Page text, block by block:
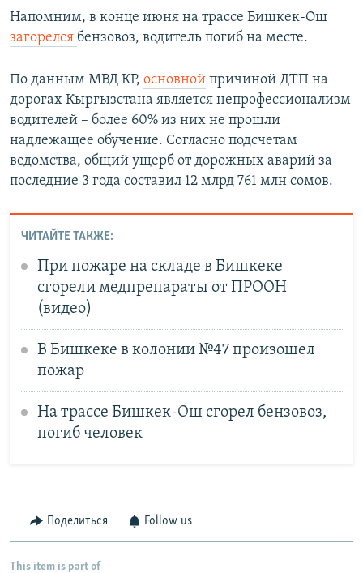
Напомним, в конце июня на трассе Бишкек-Ош
загорелся бензовоз, водитель погиб на месте.
По данным МВД КР, основной причиной ДТП на
дорогах Кыргызстана является непрофессионализм
водителей – более 60% из них не прошли
надлежащее обучение. Согласно подсчетам
ведомства, общий ущерб от дорожных аварий за
последние 3 года составил 12 млрд 761 млн сомов.
ЧИТАЙТЕ ТАКЖЕ:
При пожаре на складе в Бишкеке
сгорели медпрепараты от ПРООН
(видео)
В Бишкеке в колонии №47 произошел
пожар
На трассе Бишкек-Ош сгорел бензовоз,
погиб человек
Поделиться Follow us
This item is part of